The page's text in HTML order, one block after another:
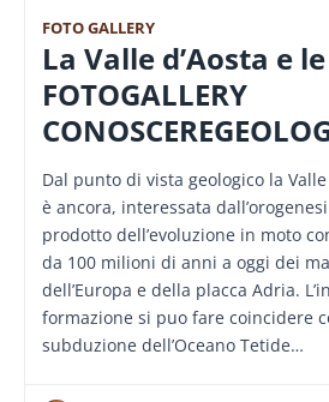
FOTO GALLERY
La Valle d’Aosta e
FOTOGALLERY
Dal punto di vista geologico la Valle
è ancora, interessata
prodotto dell’evoluzione in moto
da 100 milioni di anni a oggi dei
dell’Europa e della placca Adria.
formazione si puo fare coincidere
subduzione dell’Oceano Tetide…